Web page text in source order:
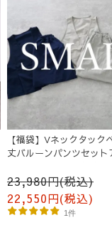
【福袋】Vネックタック
丈バルーンパンツセッ
23,980円(税込)
22,550円(税込)
1件